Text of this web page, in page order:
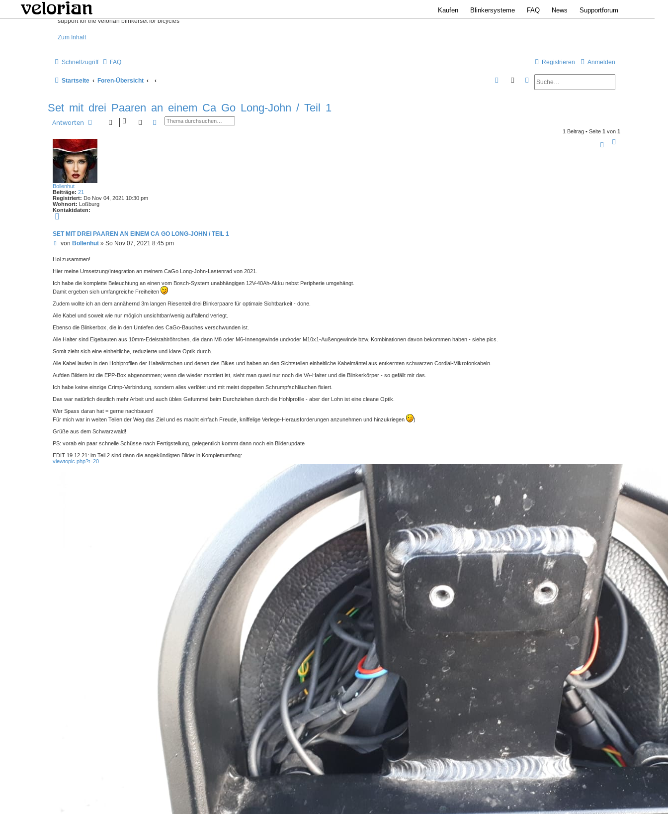
Kaufen Blinkersysteme FAQ News Supportforum
support for the velorian blinkerset for bicycles
Zum Inhalt
Schnellzugriff FAQ Anmelden
Registrieren
Startseite Foren-Übersicht Suche Erweiterte Suche
Set mit drei Paaren an einem Ca Go Long-John / Teil 1
Antworten Suche Erweiterte Suche
1 Beitrag • Seite 1 von 1
Bollenhut
Beiträge: 21
Registriert: Do Nov 04, 2021 10:30 pm
Wohnort: Loßburg
Kontaktdaten:
t
k
d
t
n
o
B
l
e
h
t
SET MIT DREI PAAREN AN EINEM CA GO LONG-JOHN / TEIL 1
B
i
r
a
von Bollenhut» So Nov 07, 2021 8:45 pm
Hoi zusammen!
Hier meine Umsetzung/Integration an meinem CaGo Long-John-Lastenrad von 2021.
Ich habe die komplette Beleuchtung an einen vom Bosch-System unabhängigen 12V-40Ah-Akku nebst Peripherie umgehängt.
Damit ergeben sich umfangreiche Freiheiten
Zudem wollte ich an dem annähernd 3m langen Riesenteil drei Blinkerpaare für optimale Sichtbarkeit - done.
Alle Kabel und soweit wie nur möglich unsichtbar/wenig auffallend verlegt.
Ebenso die Blinkerbox, die in den Untiefen des CaGo-Bauches verschwunden ist.
Alle Halter sind Eigebauten aus 10mm-Edelstahlröhrchen, die dann M8 oder M6-Innengewinde und/oder M10x1-Außengewinde bzw. Kombinationen davon bekommen haben - siehe pics.
Somit zieht sich eine einheitliche, reduzierte und klare Optik durch.
Alle Kabel laufen in den Hohlprofilen der Halteärmchen und denen des Bikes und haben an den Sichtstellen einheitliche Kabelmäntel aus entkernten schwarzen Cordial-Mikrofonkabeln.
Aufden Bildern ist die EPP-Box abgenommen; wenn die wieder montiert ist, sieht man quasi nur noch die VA-Halter und die Blinkerkörper - so gefällt mir das.
Ich habe keine einzige Crimp-Verbindung, sondern alles verlötet und mit meist doppelten Schrumpfschläuchen fixiert.
Das war natürlich deutlich mehr Arbeit und auch übles Gefummel beim Durchziehen durch die Hohlprofile - aber der Lohn ist eine cleane Optik.
Wer Spass daran hat = gerne nachbauen!
Für mich war in weiten Teilen der Weg das Ziel und es macht einfach Freude, kniffelige Verlege-Herausforderungen anzunehmen und hinzukriegen
)
Grüße aus dem Schwarzwald!
PS: vorab ein paar schnelle Schüsse nach Fertigstellung, gelegentlich kommt dann noch ein Bilderupdate
EDIT 19.12.21: im Teil 2 sind dann die angekündigten Bilder in Komplettumfang:
viewtopic.php?t=20